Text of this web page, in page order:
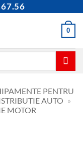
0
PENTRU
AUTO »
MOTOR